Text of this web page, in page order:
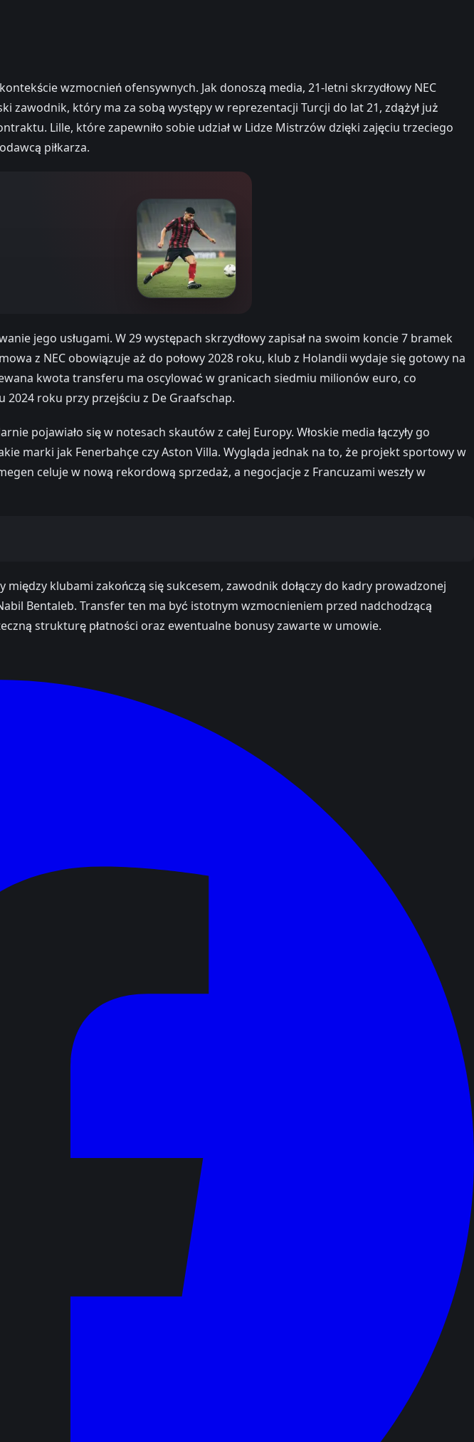
wzmocnień ofensywnych. Jak donoszą media, 21-letni skrzydłowy NEC
zawodnik, który ma za sobą występy w reprezentacji Turcji do lat 21, zdążył już
Lille, które zapewniło sobie udział w Lidze Mistrzów dzięki zajęciu trzeciego
piłkarza.
jego usługami. W 29 występach skrzydłowy zapisał na swoim koncie 7 bramek
z NEC obowiązuje aż do połowy 2028 roku, klub z Holandii wydaje się gotowy na
kwota transferu ma oscylować w granicach siedmiu milionów euro, co
2024 roku przy przejściu z De Graafschap.
pojawiało się w notesach skautów z całej Europy. Włoskie media łączyły go
marki jak Fenerbahçe czy Aston Villa. Wygląda jednak na to, że projekt sportowy w
celuje w nową rekordową sprzedaż, a negocjacje z Francuzami weszły w
klubami zakończą się sukcesem, zawodnik dołączy do kadry prowadzonej
Bentaleb. Transfer ten ma być istotnym wzmocnieniem przed nadchodzącą
strukturę płatności oraz ewentualne bonusy zawarte w umowie.